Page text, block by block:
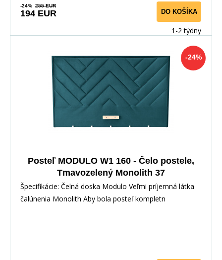
-24% 255 EUR
194 EUR DO KOŠÍKA
1-2 týdny
-24%
Posteľ MODULO W1 160 - Čelo postele,
Tmavozelený Monolith 37
Špecifikácie: Čelná doska Modulo Veľmi príjemná látka
čalúnenia Monolith Aby bola posteľ kompletn